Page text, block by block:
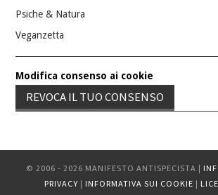
Psiche & Natura
Veganzetta
Modifica consenso ai cookie
REVOCA IL TUO CONSENSO
© 2006 - 2026 MANIFESTO ANTISPECISTA |
PRIVACY | INFORMATIVA SUI COOKIE |